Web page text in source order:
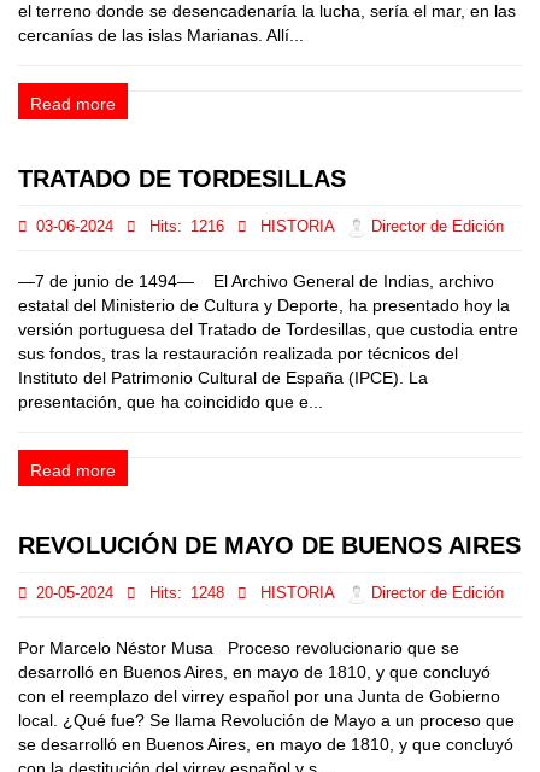
el terreno donde se desencadenaría la lucha, sería el mar, en las
cercanías de las islas Marianas. Allí...
Read more
TRATADO DE TORDESILLAS
03-06-2024 Hits: 1216 HISTORIA Director de Edición
—7 de junio de 1494— El Archivo General de Indias, archivo
estatal del Ministerio de Cultura y Deporte, ha presentado hoy la
versión portuguesa del Tratado de Tordesillas, que custodia entre
sus fondos, tras la restauración realizada por técnicos del
Instituto del Patrimonio Cultural de España (IPCE). La
presentación, que ha coincidido que e...
Read more
REVOLUCIÓN DE MAYO DE BUENOS AIRES
20-05-2024 Hits: 1248 HISTORIA Director de Edición
Por Marcelo Néstor Musa Proceso revolucionario que se
desarrolló en Buenos Aires, en mayo de 1810, y que concluyó
con el reemplazo del virrey español por una Junta de Gobierno
local. ¿Qué fue? Se llama Revolución de Mayo a un proceso que
se desarrolló en Buenos Aires, en mayo de 1810, y que concluyó